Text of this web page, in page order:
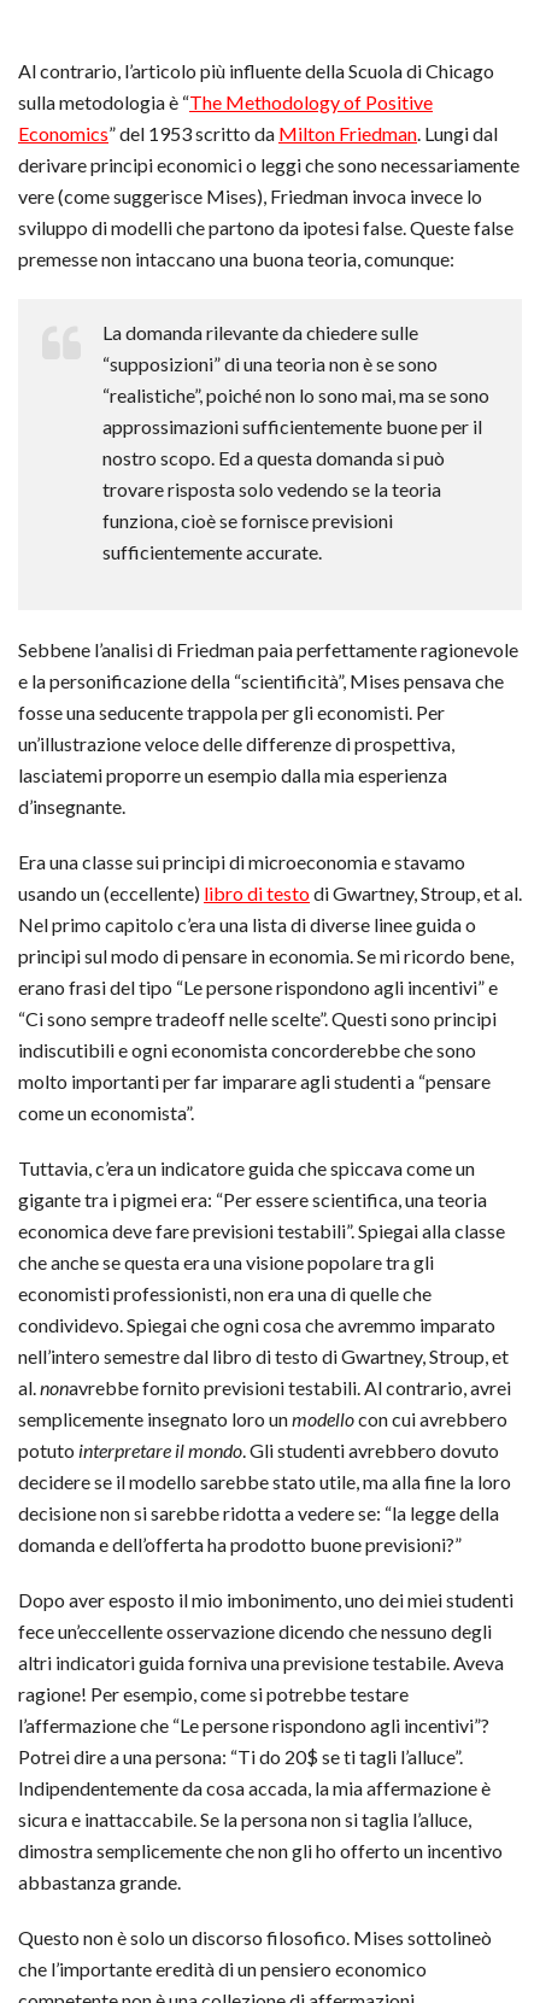
Al contrario, l’articolo più influente della Scuola di Chicago
sulla metodologia è “The Methodology of Positive
Economics” del 1953 scritto da Milton Friedman. Lungi dal
derivare principi economici o leggi che sono necessariamente
vere (come suggerisce Mises), Friedman invoca invece lo
sviluppo di modelli che partono da ipotesi false. Queste false
premesse non intaccano una buona teoria, comunque:
La domanda rilevante da chiedere sulle
“supposizioni” di una teoria non è se sono
“realistiche”, poiché non lo sono mai, ma se sono
approssimazioni sufficientemente buone per il
nostro scopo. Ed a questa domanda si può
trovare risposta solo vedendo se la teoria
funziona, cioè se fornisce previsioni
sufficientemente accurate.
Sebbene l’analisi di Friedman paia perfettamente ragionevole
e la personificazione della “scientificità”, Mises pensava che
fosse una seducente trappola per gli economisti. Per
un’illustrazione veloce delle differenze di prospettiva,
lasciatemi proporre un esempio dalla mia esperienza
d’insegnante.
Era una classe sui principi di microeconomia e stavamo
usando un (eccellente) libro di testodi Gwartney, Stroup, et al.
Nel primo capitolo c’era una lista di diverse linee guida o
principi sul modo di pensare in economia. Se mi ricordo bene,
erano frasi del tipo “Le persone rispondono agli incentivi” e
“Ci sono sempre tradeoff nelle scelte”. Questi sono principi
indiscutibili e ogni economista concorderebbe che sono
molto importanti per far imparare agli studenti a “pensare
come un economista”.
Tuttavia, c’era un indicatore guida che spiccava come un
gigante tra i pigmei era: “Per essere scientifica, una teoria
economica deve fare previsioni testabili”. Spiegai alla classe
che anche se questa era una visione popolare tra gli
economisti professionisti, non era una di quelle che
condividevo. Spiegai che ogni cosa che avremmo imparato
nell’intero semestre dal libro di testo di Gwartney, Stroup, et
al.nonavrebbe fornito previsioni testabili. Al contrario, avrei
semplicemente insegnato loro unmodellocon cui avrebbero
potuto interpretare il mondo. Gli studenti avrebbero dovuto
decidere se il modello sarebbe stato utile, ma alla fine la loro
decisione non si sarebbe ridotta a vedere se: “la legge della
domanda e dell’offerta ha prodotto buone previsioni?”
Dopo aver esposto il mio imbonimento, uno dei miei studenti
fece un’eccellente osservazione dicendo che nessuno degli
altri indicatori guida forniva una previsione testabile. Aveva
ragione! Per esempio, come si potrebbe testare
l’affermazione che “Le persone rispondono agli incentivi”?
Potrei dire a una persona: “Ti do 20$ se ti tagli l’alluce”.
Indipendentemente da cosa accada, la mia affermazione è
sicura e inattaccabile. Se la persona non si taglia l’alluce,
dimostra semplicemente che non gli ho offerto un incentivo
abbastanza grande.
Questo non è solo un discorso filosofico. Mises sottolineò
che l’importante eredità di un pensiero economico